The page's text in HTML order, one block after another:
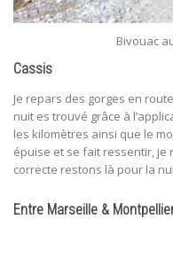
Bivouac
Cassis
Je repars des gorges en
nuit es trouvé grâce à
les kilomètres ainsi que le
épuise et se fait ressentir, je
correcte restons là pour la
Entre Marseille &